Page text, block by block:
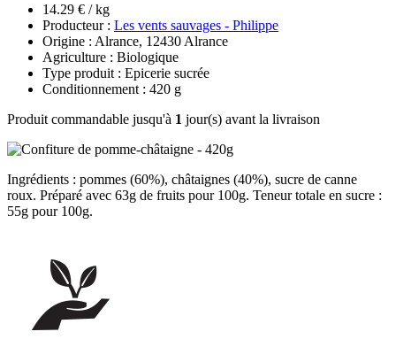
14.29 € / kg
Producteur : Les vents sauvages - Philippe
Origine : Alrance, 12430 Alrance
Agriculture : Biologique
Type produit : Epicerie sucrée
Conditionnement : 420 g
Produit commandable jusqu'à 1 jour(s) avant la livraison
Ingrédients : pommes (60%), châtaignes (40%), sucre de canne
roux. Préparé avec 63g de fruits pour 100g. Teneur totale en sucre :
55g pour 100g.